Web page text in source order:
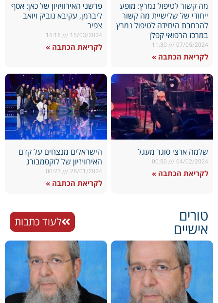
מה קשור לטיפול נמרץ: מופע
ייחודי של שלישיית מה קשור
להרחבת היחידה לטיפול נמרץ
במרכז הרפואי קפלן
07/05/2024
לקריאת הכתבה »
פרשני האירוויזיון של כאן: אסף
ליברמן, עקיבא נוביק ויואב
צפיר
15/03/2024
לקריאת הכתבה »
שלמה ארצי סוגר מעגל
04/02/2024
לקריאת הכתבה »
הישראלים מנצחים על קדם
האירוויזיון של לוקסמבורג
28/01/2024
לקריאת הכתבה »
טורים
אישיים לעוד כתבות